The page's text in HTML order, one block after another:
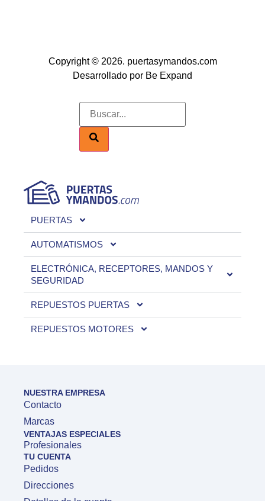
Copyright © 2026. puertasymandos.com
Desarrollado por Be Expand
PUERTAS
AUTOMATISMOS
ELECTRÓNICA, RECEPTORES, MANDOS Y
SEGURIDAD
REPUESTOS PUERTAS
REPUESTOS MOTORES
NUESTRA EMPRESA
Contacto
Marcas
VENTAJAS ESPECIALES
Profesionales
TU CUENTA
Pedidos
Direcciones